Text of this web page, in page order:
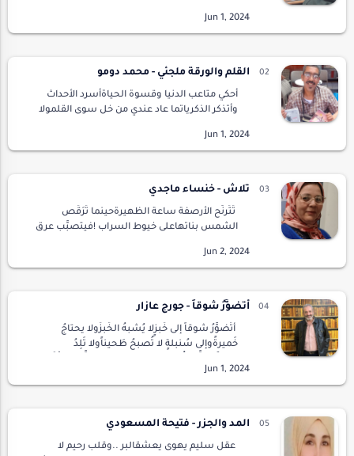
ما تقدريالحلو منها والحزينإرحلى إتفضلي و…
القلم والورقة ملجئي - محمد دومو
أحكي متاعب الدنيا وقسوة الحياةأسرد الأحداث
وأتذكر الذكرياتما عاد عندي من خل سوى القلمولا
أتنفس ببوحأنتم الرفاق وأنتم ملاذي حين أتضا…
تَلاش - خنساء ماجدي
تَتَرنَّح الأرصفة ساعة الظهيرةحينما تُرَقِّص
الشمس بناتهاعلى خيوط السراب !فيتصبَّب عرق
العتِمةينكسر قِطع "Puzzle " ناقصةعلى جرْح …
أتضوَّرُ شَوقاً - جورج عازار
أتَضوَّرُ شَوقاً إلى خُبزٍلا يُشبهُ الخُبزَولا يحتاجُ
خَميرةًوإلى سُنبلةٍ لا تُصبحُ طَحيناًولا تَلِدُ
الدَّبابيرِوترات…
المد والجزر - فتيحة المسعودي
عقل سليم يهوى يعشقالبر ..وقلب رحيم لا